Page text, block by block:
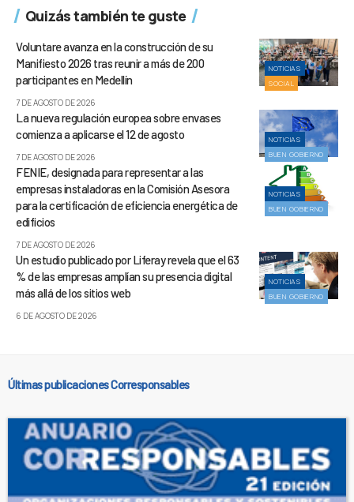
Quizás también te guste
NOTICIAS
SOCIAL
Voluntare avanza en la construcción de su
Manifiesto 2026 tras reunir a más de 200
participantes en Medellín
7 DE AGOSTO DE 2026
NOTICIAS
BUEN GOBIERNO
La nueva regulación europea sobre envases
comienza a aplicarse el 12 de agosto
7 DE AGOSTO DE 2026
NOTICIAS
BUEN GOBIERNO
FENIE, designada para representar a las
empresas instaladoras en la Comisión Asesora
para la certificación de eficiencia energética de
edificios
7 DE AGOSTO DE 2026
NOTICIAS
BUEN GOBIERNO
Un estudio publicado por Liferay revela que el 63
% de las empresas amplían su presencia digital
más allá de los sitios web
6 DE AGOSTO DE 2026
Últimas publicaciones Corresponsables